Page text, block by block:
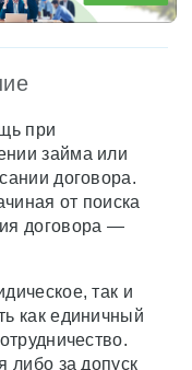
при
займа или
договора.
от поиска
договора —
так и
как единичный
либо за допуск